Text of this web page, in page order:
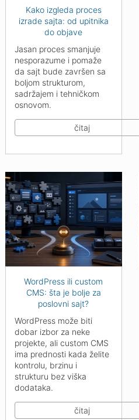
Kako izgleda proces
izrade sajta: od upitnika
do objave
Jasan proces smanjuje
nesporazume i pomaže
da sajt bude završen sa
boljom strukturom,
sadržajem i tehničkom
osnovom.
čitaj
WordPress ili custom
CMS: šta je bolje za
poslovni sajt?
WordPress može biti
dobar izbor za neke
projekte, ali custom CMS
ima prednosti kada želite
kontrolu, brzinu i
strukturu bez viška
dodataka.
čitaj